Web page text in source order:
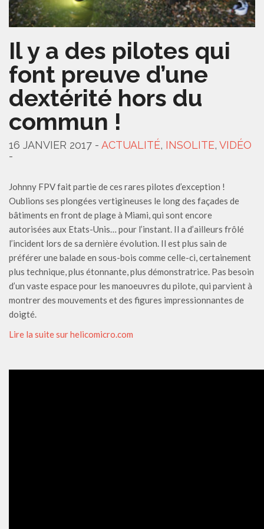
Il y a des pilotes qui
font preuve d’une
dextérité hors du
commun !
16 JANVIER 2017 - ACTUALITÉ, INSOLITE, VIDÉO
-
Johnny FPV fait partie de ces rares pilotes d’exception !
Oublions ses plongées vertigineuses le long des façades de
bâtiments en front de plage à Miami, qui sont encore
autorisées aux Etats-Unis… pour l’instant. Il a d’ailleurs frôlé
l’incident lors de sa dernière évolution. Il est plus sain de
préférer une balade en sous-bois comme celle-ci, certainement
plus technique, plus étonnante, plus démonstratrice. Pas besoin
d’un vaste espace pour les manoeuvres du pilote, qui parvient à
montrer des mouvements et des figures impressionnantes de
doigté.
Lire la suite sur helicomicro.com